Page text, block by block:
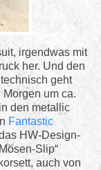
irgendwas mit
her. Und den
geht
um ca.
den metallic
Fantastic
HW-Design-
Slip“
auch von